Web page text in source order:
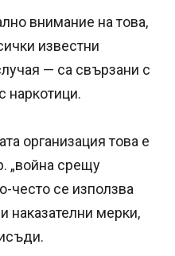
внимание на това,
известни
— са свързани с
наркотици.
организация това е
„война срещу
често се използва
наказателни мерки,